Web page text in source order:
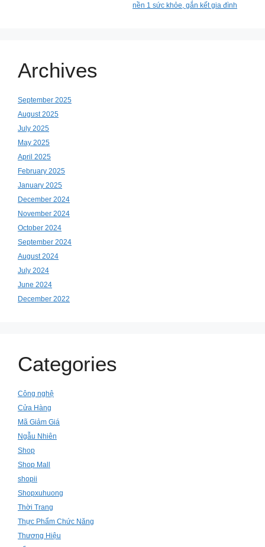
nền 1 sức khỏe, gắn kết gia đình
Archives
September 2025
August 2025
July 2025
May 2025
April 2025
February 2025
January 2025
December 2024
November 2024
October 2024
September 2024
August 2024
July 2024
June 2024
December 2022
Categories
Công nghệ
Cửa Hàng
Mã Giảm Giá
Ngẫu Nhiên
Shop
Shop Mall
shopii
Shopxuhuong
Thời Trang
Thực Phẩm Chức Năng
Thương Hiệu